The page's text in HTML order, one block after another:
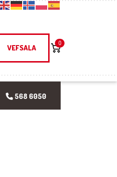
VEFSALA
0
568 6050